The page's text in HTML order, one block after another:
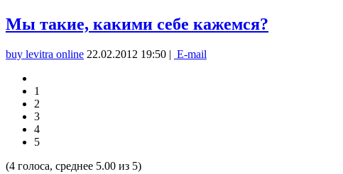
Мы такие, какими себе кажемся?
buy levitra online 22.02.2012 19:50 | E-mail
1
2
3
4
5
(4 голоса, среднее 5.00 из 5)